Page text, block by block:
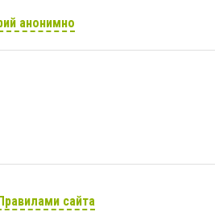
анонимно
сайта